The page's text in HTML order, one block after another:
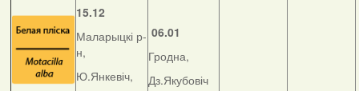
15.12
Маларыцкі р-
н,
Ю.Янкевіч,
06.01
Гродна,
Дз.Якубовіч